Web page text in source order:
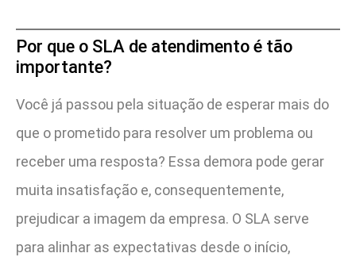
Por que o SLA de atendimento é tão
importante?
Você já passou pela situação de esperar mais do
que o prometido para resolver um problema ou
receber uma resposta? Essa demora pode gerar
muita insatisfação e, consequentemente,
prejudicar a imagem da empresa. O SLA serve
para alinhar as expectativas desde o início,